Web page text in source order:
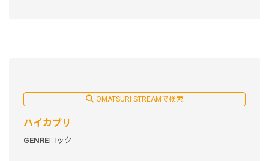
OMATSURI STREAMで検索
ハイカブリ
GENREロック